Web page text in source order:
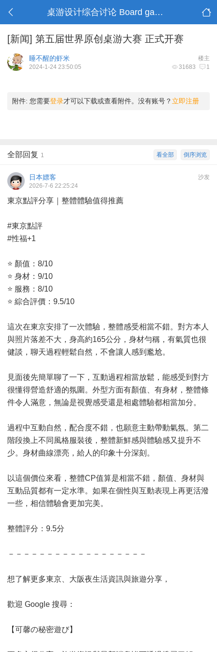
桌游设计综合讨论 Board game design
[新闻] 第五届世界原创桌游大赛 正式开赛
楼主
睡不醒的虾米
31683 1
2024-1-24 23:50:05
附件: 您需要登录才可以下载或查看附件。没有账号？ 立即注册
倒序浏览
看全部
全部回复 1
沙发
日本嫖客
2026-7-6 22:25:24
東京點評分享｜整體體驗值得推薦
#東京點評
#性福+1
⭐ 顏值：8/10
⭐ 身材：9/10
⭐ 服務：8/10
⭐ 綜合評價：9.5/10
這次在東京安排了一次體驗，整體感受相當不錯。對方本人
與照片落差不大，身高約165公分，身材勻稱，有氣質也很
健談，聊天過程輕鬆自然，不會讓人感到尷尬。
見面後先簡單聊了一下，互動過程相當放鬆，能感受到對方
很懂得營造舒適的氛圍。外型方面有顏值、有身材，整體條
件令人滿意，無論是視覺感受還是相處體驗都相當加分。
過程中互動自然，配合度不錯，也願意主動帶動氣氛。第二
階段換上不同風格服裝後，整體新鮮感與體驗感又提升不
少。身材曲線漂亮，給人的印象十分深刻。
以這個價位來看，整體CP值算是相當不錯，顏值、身材與
互動品質都有一定水準。如果在個性與互動表現上再更活潑
一些，相信體驗會更加完美。
整體評分：9.5分
－－－－－－－－－－－－－－－－－－
想了解更多東京、大阪夜生活資訊與旅遊分享，
歡迎 Google 搜尋：
【可馨の秘密遊び】